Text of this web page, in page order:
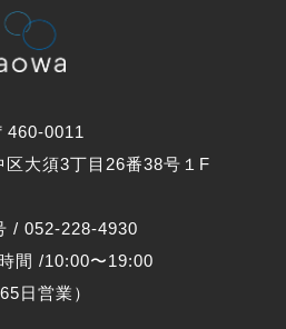
460-0011
区大須3丁目26番38号１F
/ 052-228-4930
間 /10:00〜19:00
日営業）